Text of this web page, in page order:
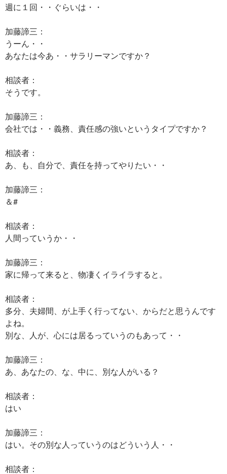
週に１回・・ぐらいは・・
加藤諦三：
うーん・・
あなたは今あ・・サラリーマンですか？
相談者：
そうです。
加藤諦三：
会社では・・義務、責任感の強いというタイプですか？
相談者：
あ、も、自分で、責任を持ってやりたい・・
加藤諦三：
＆#
相談者：
人間っていうか・・
加藤諦三：
家に帰って来ると、物凄くイライラすると。
相談者：
多分、夫婦間、が上手く行ってない、からだと思うんです
よね。
別な、人が、心には居るっていうのもあって・・
加藤諦三：
あ、あなたの、な、中に、別な人がいる？
相談者：
はい
加藤諦三：
はい。その別な人っていうのはどういう人・・
相談者：